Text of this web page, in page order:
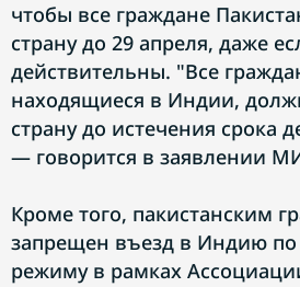
чтобы все граждане
страну до 29 апреля, даже
действительны. "Все
находящиеся в Индии,
страну до истечения срока
— говорится в заявлении
Кроме того, пакистанским
запрещен въезд в Индию по
режиму в рамках